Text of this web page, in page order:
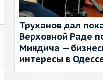
Труханов дал
Верховной Раде
Миндича —
интересы в